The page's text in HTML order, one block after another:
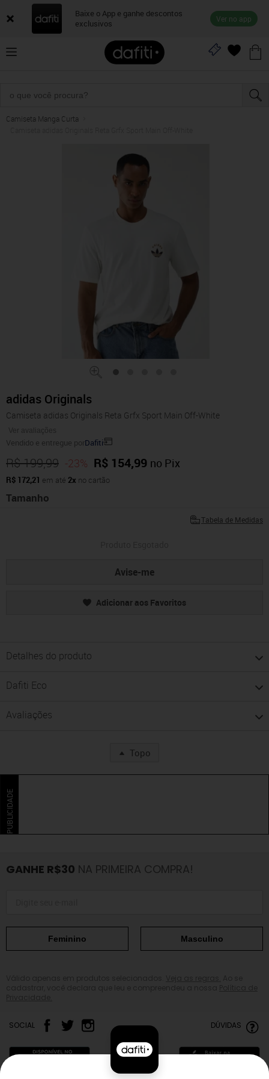
Baixe o App e ganhe descontos
exclusivos
Ver no app
Camiseta Manga Curta
adidas Originals
Camiseta adidas Originals Reta Grfx Sport Main Off-White
Ver avaliações
Vendido e entregue porDafiti
R$ 199,99 -23% R$ 154,99 no Pix
R$ 172,21 em até 2x no cartão
Tamanho
Tabela de Medidas
Avise-me
Adicionar aos Favoritos
Detalhes do produto
Dafiti Eco
Avaliações
Topo
PUBLICIDADE
GANHE R$30 NA PRIMEIRA COMPRA!
Feminino Masculino
SOCIAL DÚVIDAS